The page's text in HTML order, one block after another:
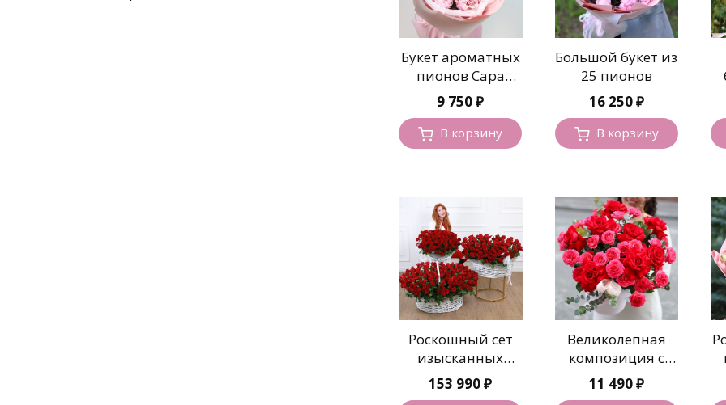
Букет ароматных
пионов Сара
Бернар
9 750₽
В корзину
Большой букет из
25 пионов
16 250₽
В корзину
Роскошный сет
изысканных
красных роз
153 990₽
Великолепная
композиция с
крупными
розами
11 490₽